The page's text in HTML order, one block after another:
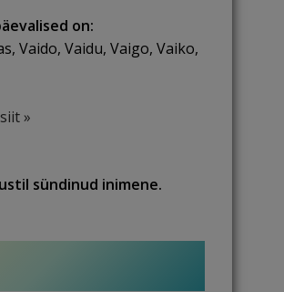
on:
Vaido, Vaidu, Vaigo, Vaiko,
»
sündinud inimene.